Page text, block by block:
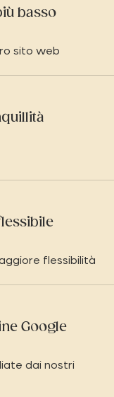
basso
sito web
flessibilità
Google
dai nostri